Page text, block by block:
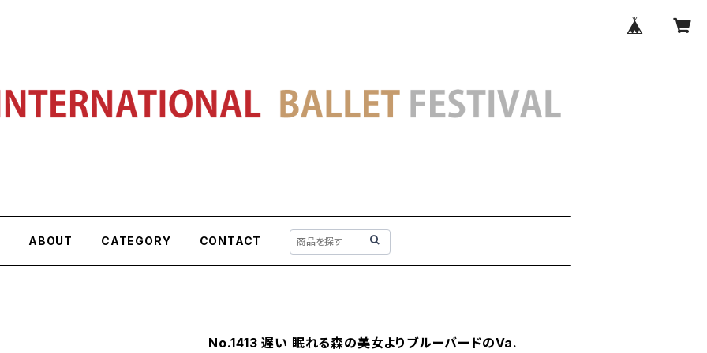
ABOUT CATEGORY CONTACT
No.1413 遅い 眠れる森の美女よりブルーバードのVa.